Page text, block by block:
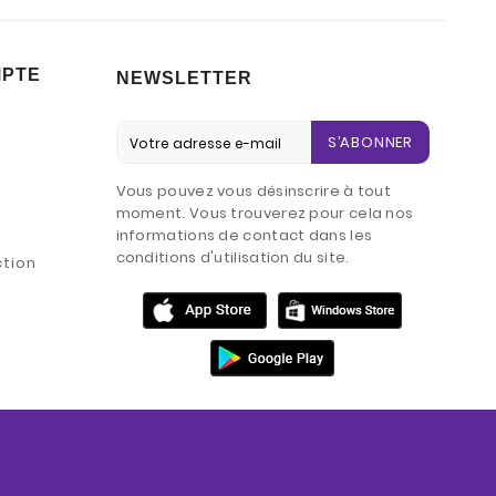
NEWSLETTER
S’ABONNER
Vous pouvez vous désinscrire à tout
moment. Vous trouverez pour cela nos
informations de contact dans les
conditions d'utilisation du site.